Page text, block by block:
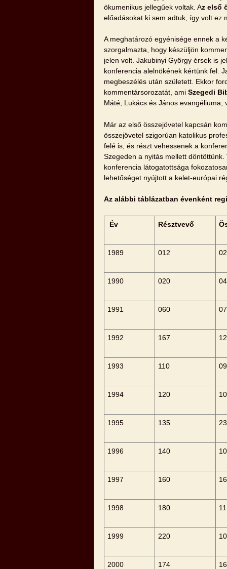
ökumenikus jellegűek voltak. Az első
előadásokat ki sem adtuk, így volt ez
A meghatározó egyénisége ennek a
szorgalmazta, hogy készüljön
jelen volt. Jakubinyi György érsek is
konferencia alelnökének kértünk fel.
megbeszélés után született. Ekkor
kommentársorozatát, ami Szegedi
Máté, Lukács és János evangéliuma,
Már az első összejövetel kapcsán
összejövetel szigorúan katolikus
felé is, és részt vehessenek a
Szegeden a nyitás mellett
konferencia látogatottsága
lehetőséget nyújtott a kelet-európai
Az alábbi táblázatban évenként
Év Résztvevő
1989 012 02
1990 020 04
1991 060 07
1992 167 12
1993 110 09
1994 120 10
1995 135 23
1996 140 10
1997 160 16
1998 180 11
1999 220 10
2000 174 16